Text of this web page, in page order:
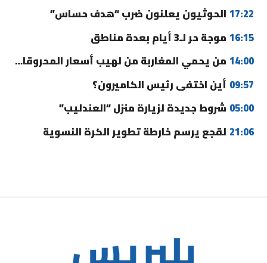
17:22 الحوثيون يعلنون ضرب “هدف حساس”
16:15 موجة حر لـ3 أيام بعدة مناطق
14:00 من يحمي المغاربة من لهيب أسعار المحروقات؟
09:57 أين اختفى رئيس الكاميرون؟
05:00 شروط جديدة لزيارة منزل “العندليب”
21:06 لقجع يرسم خارطة تطوير الكرة النسوية